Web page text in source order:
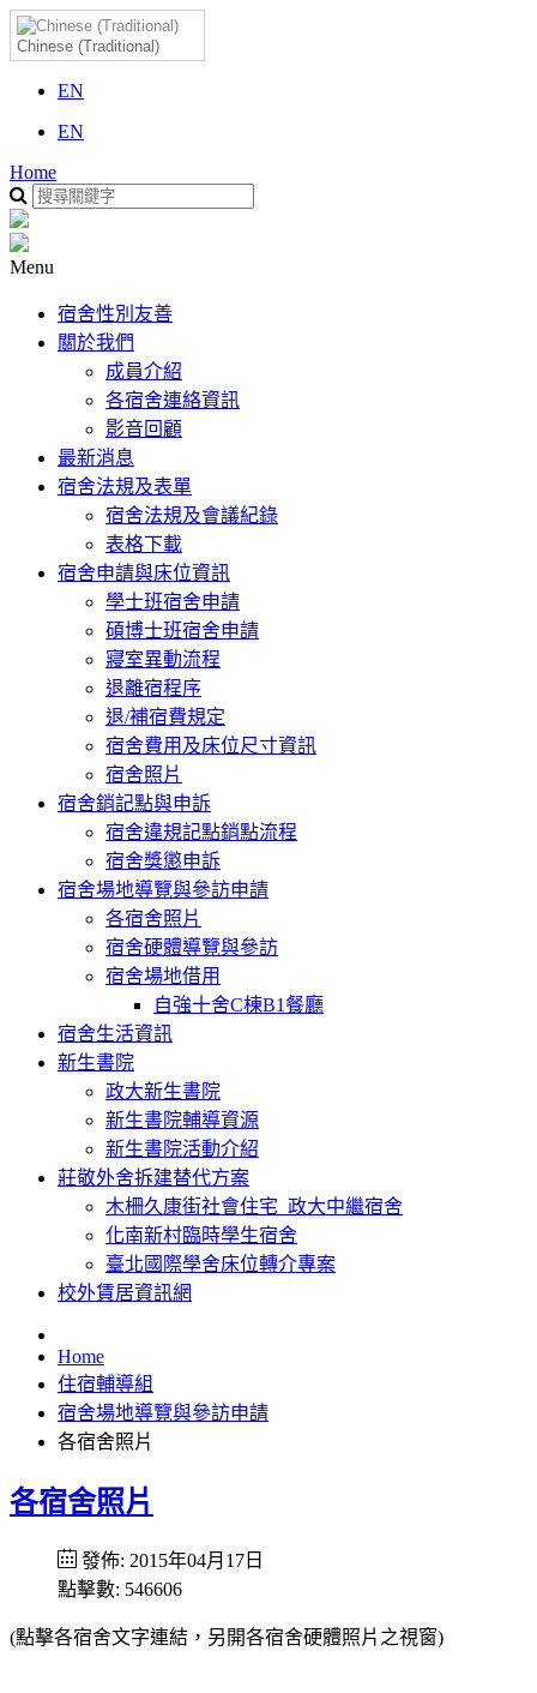
Chinese (Traditional)
EN
EN
Home
Menu
宿舍性別友善
關於我們
成員介紹
各宿舍連絡資訊
影音回顧
最新消息
宿舍法規及表單
宿舍法規及會議紀錄
表格下載
宿舍申請與床位資訊
學士班宿舍申請
碩博士班宿舍申請
寢室異動流程
退離宿程序
退/補宿費規定
宿舍費用及床位尺寸資訊
宿舍照片
宿舍銷記點與申訴
宿舍違規記點銷點流程
宿舍獎懲申訴
宿舍場地導覽與參訪申請
各宿舍照片
宿舍硬體導覽與參訪
宿舍場地借用
自強十舍C棟B1餐廳
宿舍生活資訊
新生書院
政大新生書院
新生書院輔導資源
新生書院活動介紹
莊敬外舍拆建替代方案
木柵久康街社會住宅_政大中繼宿舍
化南新村臨時學生宿舍
臺北國際學舍床位轉介專案
校外賃居資訊網
Home
住宿輔導組
宿舍場地導覽與參訪申請
各宿舍照片
各宿舍照片
發佈: 2015年04月17日
點擊數: 546606
(點擊各宿舍文字連結，另開各宿舍硬體照片之視窗)